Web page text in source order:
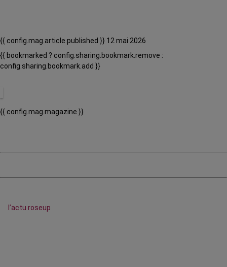
{{ config.mag.article.published }} 12 mai 2026
{{ bookmarked ? config.sharing.bookmark.remove :
config.sharing.bookmark.add }}
{{ config.mag.magazine }}
l’actu roseup